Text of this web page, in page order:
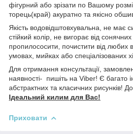
фігурний або зрізати по Вашому
торець(край) акуратно та якісно
Якість водовідштовхувальна, не має
стійкий колір, не вигорає від
пропилососити, почистити від любих
умовах, мийках або спеціалізованих
Для отримання консультації,
наявності- пишіть на Viber! Є багато
абстрактних та класичних рисунків!
Ідеальний килим для Вас!
Приховати